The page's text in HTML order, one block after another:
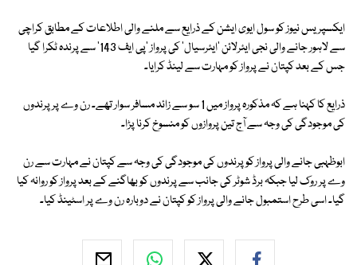
ایکسپریس نیوز کو سول ایوی ایشن کے ذرایع سے ملنے والی اطلاعات کے مطابق کراچی
سے لاہور جانے والی نجی ایئرلائن 'ایئرسیال' کی پرواز 'پی ایف 143' سے پرندہ ٹکرا گیا
جس کے بعد کپتان نے پرواز کو مہارت سے لینڈ کرایا۔
ذرایع کا کہنا ہے کہ مذکورہ پرواز میں 1 سو سے زائد مسافر سوار تھے۔ رن وے پر پرندوں
کی موجودگی کی وجہ سے آج تین پروازوں کو منسوخ کرنا پڑا۔
ابوظہبی جانے والی پرواز کو پرندوں کی موجودگی کی وجہ سے کپتان نے مہارت سے رن
وے پر روک لیا جبکہ برڈ شوٹر کی جانب سے پرندوں کو بھاگنے کے بعد پرواز کو روانہ کیا
گیا۔ اسی طرح استمبول جانے والی پرواز کو کپتان نے دوبارہ رن وے پر اسٹینڈ کیا۔